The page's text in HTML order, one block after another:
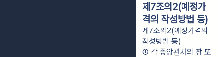
제7조의2(예정가
격의 작성방법 등)
제7조의2(예정가격의
작성방법 등)
① 각 중앙관서의 장 또